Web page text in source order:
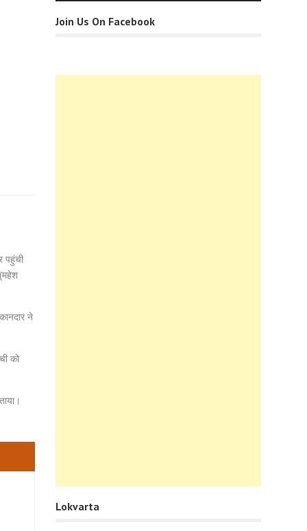
पहुंची
ने
को
Join Us On Facebook
Lokvarta